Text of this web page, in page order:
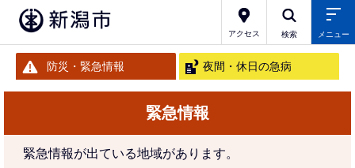
アクセス 検索 メニュー
防災・緊急情報 夜間・休日の急病
緊急情報
緊急情報が出ている地域があります。